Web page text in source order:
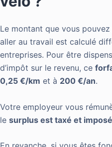
Le montant que vous
aller au travail est calculé
entreprises. Pour être
d’impôt sur le revenu, ce
0,25 €/km et à 200 €/an.
Votre employeur vous
le surplus est taxé et imposé